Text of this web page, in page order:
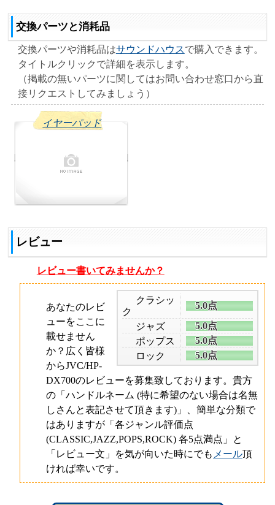
交換パーツと消耗品
交換パーツや消耗品はサウンドハウスで購入できます。
タイトルクリックで詳細を表示します。
（掲載の無いパーツに関してはお問い合わせ窓口から直
接リクエストしてみましょう）
イヤーパッド
レビュー
レビュー書いてみませんか？
クラシッ
ク
5.0点
ジャズ
5.0点
ポップス
5.0点
ロック
5.0点
あなたのレビ
ューをここに
載せません
か？広く皆様
からJVC/HP-
DX700のレビューを募集致しております。 貴方
の「ハンドルネーム (特に希望のない場合は名無
しさんと表記させて頂きます)」、簡単な分類で
はありますが「各ジャンル評価点
(CLASSIC,JAZZ,POPS,ROCK) 各5点満点」と
「レビュー文」を気が向いた時にでも メール頂
ければ幸いです。